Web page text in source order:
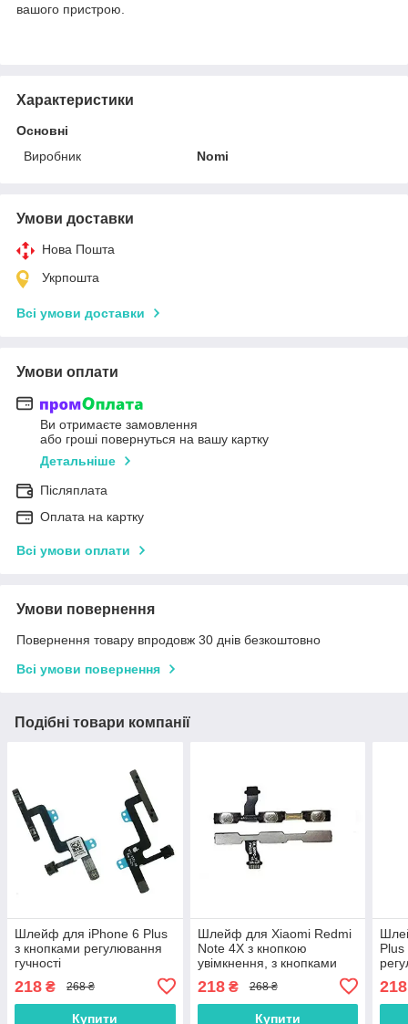
вашого пристрою.
Характеристики
Основні
Виробник
Nomi
Умови доставки
Нова Пошта
Укрпошта
Всі умови доставки
Умови оплати
Ви отримаєте замовлення
або гроші повернуться на вашу картку
Детальніше
Післяплата
Оплата на картку
Всі умови оплати
Умови повернення
Повернення товару впродовж 30 днів безкоштовно
Всі умови повернення
Подібні товари компанії
Шлейф для iPhone 6 Plus
з кнопками регулювання
гучності
218 ₴ 268 ₴
Купити
Шлейф для Xiaomi Redmi
Note 4X з кнопкою
увімкнення, з кнопками
218₴ 268 ₴
Купити
Plus
218